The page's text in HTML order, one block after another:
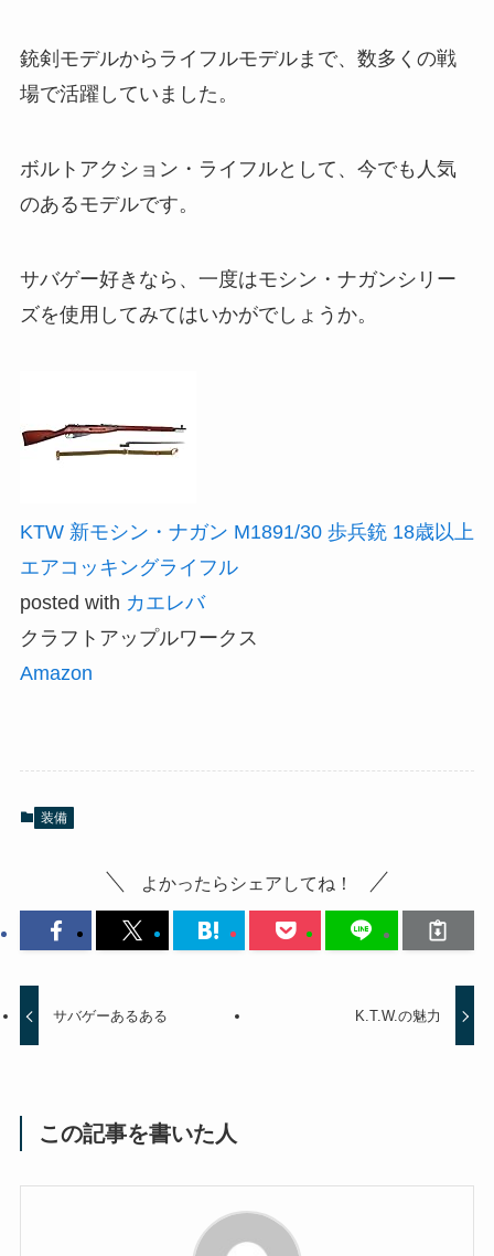
銃剣モデルからライフルモデルまで、数多くの戦
場で活躍していました。
ボルトアクション・ライフルとして、今でも人気
のあるモデルです。
サバゲー好きなら、一度はモシン・ナガンシリー
ズを使用してみてはいかがでしょうか。
KTW 新モシン・ナガン M1891/30 歩兵銃 18歳以上
エアコッキングライフル
posted with カエレバ
クラフトアップルワークス
Amazon
装備
よかったらシェアしてね！
サバゲーあるある K.T.W.の魅力
この記事を書いた人